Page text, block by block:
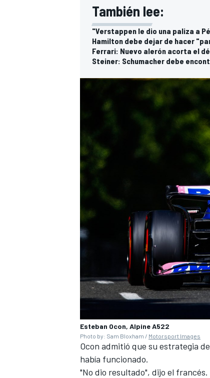
También lee:
"Verstappen le dio una paliza a
Hamilton debe dejar de hacer
Ferrari: Nuevo alerón acorta el
Steiner: Schumacher debe
Esteban Ocon, Alpine A522
Photo by: Sam Bloxham / Motorsport Images
Ocon admitió que su estrategia
había funcionado.
"No dio resultado", dijo el